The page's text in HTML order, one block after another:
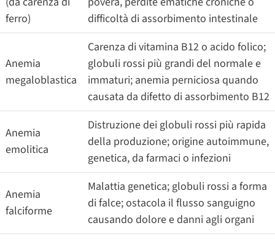
ferro)
difficoltà di assorbimento intestinale
Anemia
megaloblastica
Carenza di vitamina B12 o acido folico;
globuli rossi più grandi del normale e
immaturi; anemia perniciosa quando
causata da difetto di assorbimento B12
Anemia
emolitica
Distruzione dei globuli rossi più rapida
della produzione; origine autoimmune,
genetica, da farmaci o infezioni
Anemia
falciforme
Malattia genetica; globuli rossi a forma
di falce; ostacola il flusso sanguigno
causando dolore e danni agli organi